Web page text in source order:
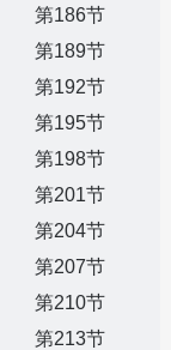
第186节
第189节
第192节
第195节
第198节
第201节
第204节
第207节
第210节
第213节